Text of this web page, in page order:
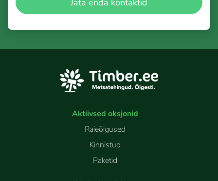
Jäta enda kontaktid
Aktiivsed oksjonid
Raieõigused
Kinnistud
Paketid